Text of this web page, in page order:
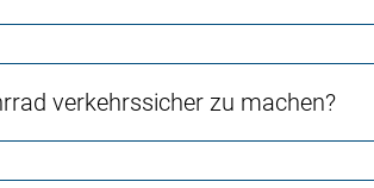
verkehrssicher zu machen?